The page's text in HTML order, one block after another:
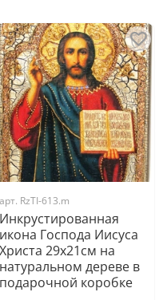
арт. RzTI-613.m
Инкрустированная
икона Господа Иисуса
Христа 29х21см на
натуральном дереве в
подарочной коробке